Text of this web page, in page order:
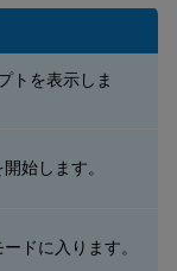
トを表示しま
始します。
ドに入ります。